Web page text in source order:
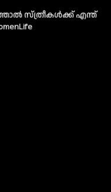
സ്ത്രീകള്‍ക്ക് എന്ത്